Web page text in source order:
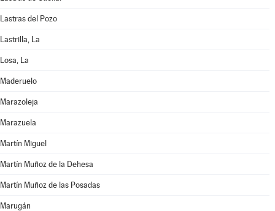
Lastras del Pozo
Lastrilla, La
Losa, La
Maderuelo
Marazoleja
Marazuela
Martín Miguel
Martín Muñoz de la Dehesa
Martín Muñoz de las Posadas
Marugán